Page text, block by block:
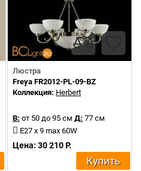
Люстра
Freya FR2012-PL-09-BZ
Коллекция: Herbert
В: от 50 до 95 см Д: 77 см
E27 x 9 max 60W
Цена: 30 210 Р.
Купить